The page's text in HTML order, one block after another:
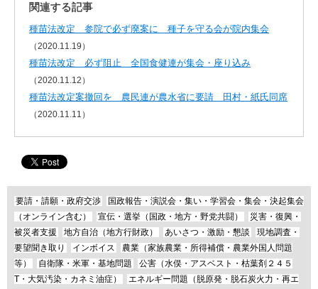
関連する記事
種苗法改定 参院で必ず廃案に 種子を守る会が院内集会
（2020.11.19）
種苗法改定 必ず阻止 全国食健連が集会・座り込み
（2020.11.12）
種苗法改定案撤回を 農民連が農水省に要請 田村・紙氏同席
（2020.11.11）
要請・請願・政府交渉
国政報告・演説会・集い・学習会・集会・決起集会
（オンライン含む）
宣伝・選挙（国政・地方・野党共闘）
災害・復興・
被災者支援
地方自治（地方行財政） あいさつ・激励・懇談
現地調査・
要望聞き取り
インボイス
農業（家族農業・所得補償・農業外国人問題
等）
自衛隊・米軍・基地問題
公害（水俣・アスベスト・枯葉剤２４５
T・大気汚染・カネミ油症）
エネルギー問題（脱原発・脱石炭火力・再エ